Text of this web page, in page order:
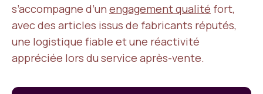
s’accompagne d’un engagement qualité fort,
avec des articles issus de fabricants réputés,
une logistique fiable et une réactivité
appréciée lors du service après-vente.